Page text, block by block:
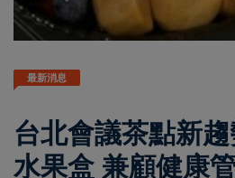
最新消息
台北會議茶點新
水果盒 兼顧健康